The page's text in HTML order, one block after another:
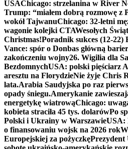
USAChicago: strzelanina w River
Trump: “miałem dobrą rozmowę z
wokół TajwanuChicago: 32-letni
wagonie kolejki CTAWesołych
Christmas!Poradnik sukces (12-
Vance: spór o Donbas główną
zakończeniu wojny26. Wigilia dla
BezdomnychUSA: polski pięściarz
aresztu na FlorydzieNie żyje Chris
lata.Arabia Saudyjska po raz
opady śniegu.Amerykanie
energetykę wiatrowąChicago:
kobieta straciła 45 tys. dolarówPo
Polski i Ukrainy w WarszawieUSA:
o finansowaniu wojsk na 2026 rok
Europejskiej za pożyczkę